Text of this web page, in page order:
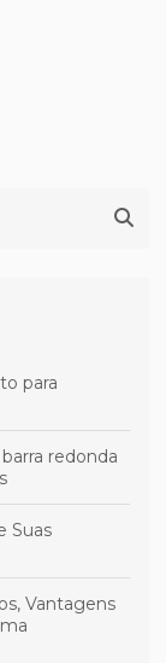
para
redonda
Suas
Vantagens